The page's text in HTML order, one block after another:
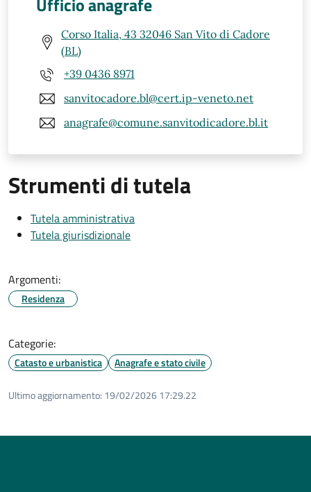
Corso Italia, 43 32046 San Vito di Cadore
(BL)
+39 0436 8971
sanvitocadore.bl@cert.ip-veneto.net
anagrafe@comune.sanvitodicadore.bl.it
Strumenti di tutela
Tutela amministrativa
Tutela giurisdizionale
Argomenti:
Residenza
Categorie:
Catasto e urbanistica Anagrafe e stato civile
Ultimo aggiornamento: 19/02/2026 17:29.22